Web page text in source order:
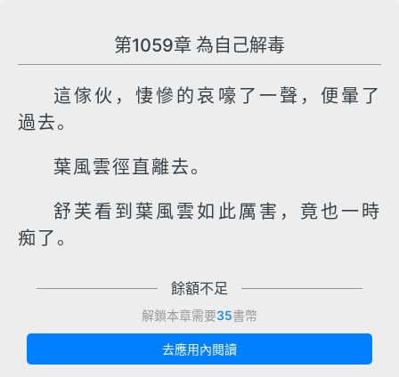
第1059章 為自己解毒
這傢伙，悽慘的哀嚎了一聲，便暈了
過去。
葉風雲徑直離去。
舒芙看到葉風雲如此厲害，竟也一時
痴了。
餘額不足
解鎖本章需要35書幣
去應用內閱讀